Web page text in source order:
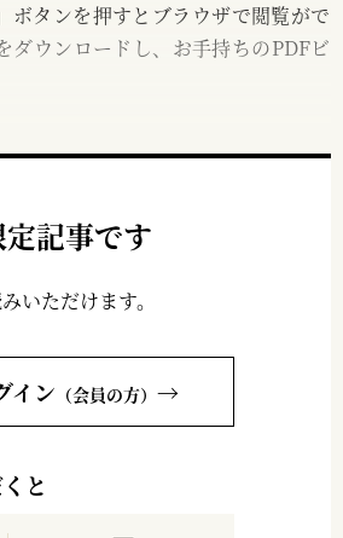
タンを押すとブラウザで閲覧がで
ダウンロードし、お手持ちのPDFビ
記事です
いただけます。
イン （会員の方） →
と